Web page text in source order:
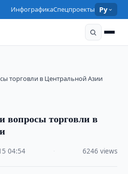
ИнфографикаСпецпроекты Ру
торговли в Центральной Азии
вопросы торговли в
·04:54 6246 views